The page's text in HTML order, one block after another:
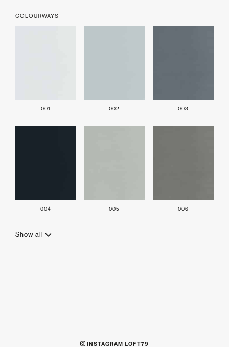
COLOURWAYS
001 002 003
004 005 006
Show all
INSTAGRAM LOFT79